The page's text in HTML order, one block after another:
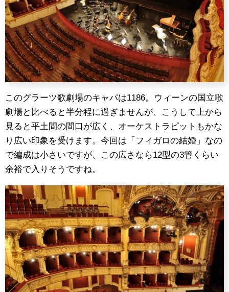
このグラーツ歌劇場のキャパは1186。ウィーンの国立歌
劇場と比べると半分程に過ぎませんが、こうして上から
見ると平土間の間口が広く、オーケストラピットもかな
り広い印象を受けます。今回は「フィガロの結婚」なの
で編成は小さいですが、この広さなら12型の3管くらい
余裕で入りそうですね。